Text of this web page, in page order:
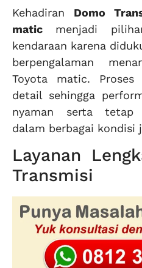
Kehadiran Domo
matic menjadi
kendaraan karena
berpengalaman
Toyota matic. Proses
detail sehingga
nyaman serta tetap
dalam berbagai kondisi
Layanan
Transmisi